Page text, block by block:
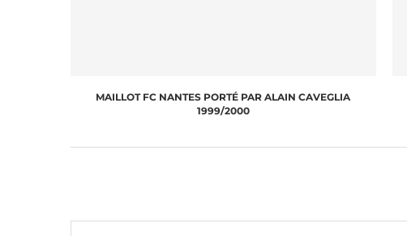
MAILLOT FC NANTES PORTÉ PAR ALAIN CAVEGLIA
1999/2000